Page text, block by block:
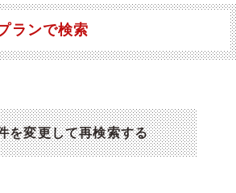
ランで検索
を変更して再検索する